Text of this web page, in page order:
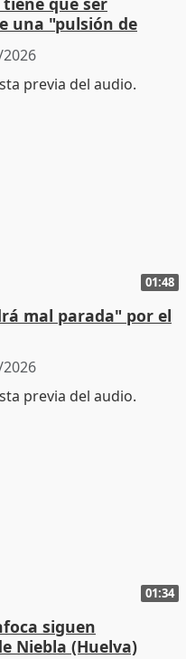
una "pulsión de
01:48
mal parada" por el
01:34
siguen
Niebla (Huelva)